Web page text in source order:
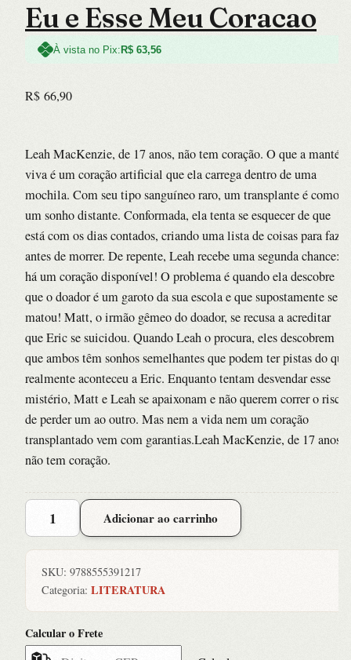
Eu e Esse Meu Coracao
À vista no Pix:R$ 63,56
R$ 66,90
Leah MacKenzie, de 17 anos, não tem coração. O que a mantém
viva é um coração artificial que ela carrega dentro de uma
mochila. Com seu tipo sanguíneo raro, um transplante é como
um sonho distante. Conformada, ela tenta se esquecer de que
está com os dias contados, criando uma lista de coisas para fazer
antes de morrer. De repente, Leah recebe uma segunda chance:
há um coração disponível! O problema é quando ela descobre
que o doador é um garoto da sua escola e que supostamente se
matou! Matt, o irmão gêmeo do doador, se recusa a acreditar
que Eric se suicidou. Quando Leah o procura, eles descobrem
que ambos têm sonhos semelhantes que podem ter pistas do que
realmente aconteceu a Eric. Enquanto tentam desvendar esse
mistério, Matt e Leah se apaixonam e não querem correr o risco
de perder um ao outro. Mas nem a vida nem um coração
transplantado vem com garantias.Leah MacKenzie, de 17 anos,
não tem coração.
Eu
Coracao
quantidade
Adicionar ao carrinho
SKU: 9788555391217
Categoria: LITERATURA
Calcular o Frete